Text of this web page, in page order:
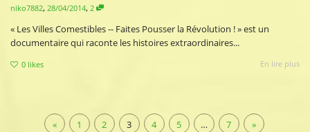
niko7882, 28/04/2014, 2
« Les Villes Comestibles -- Faites Pousser la Révolution ! » est un
documentaire qui raconte les histoires extraordinaires...
0 likes En lire plus
« 1 2 3 4 5 … 7 »